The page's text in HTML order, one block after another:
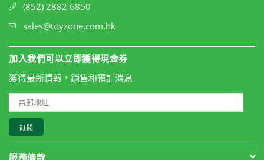
(852) 2882 6850
sales@toyzone.com.hk
加入我們可以立即獲得現金券
獲得最新情報，銷售和預訂消息
訂閱
服務條款